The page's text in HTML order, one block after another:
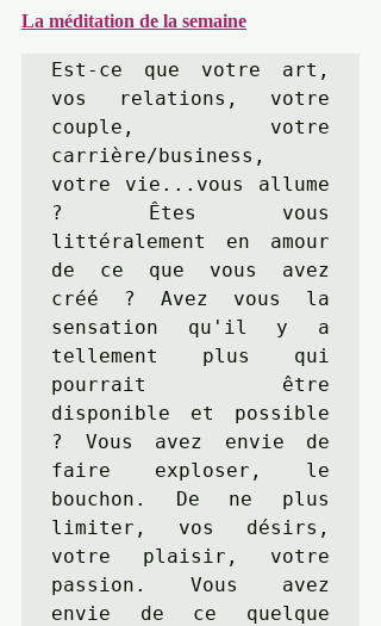
La méditation de la semaine
Est-ce que votre art,
vos relations, votre
couple, votre
carrière/business,
votre vie...vous allume
? Êtes vous
littéralement en amour
de ce que vous avez
créé ? Avez vous la
sensation qu'il y a
tellement plus qui
pourrait être
disponible et possible
? Vous avez envie de
faire exploser, le
bouchon. De ne plus
limiter, vos désirs,
votre plaisir, votre
passion. Vous avez
envie de ce quelque